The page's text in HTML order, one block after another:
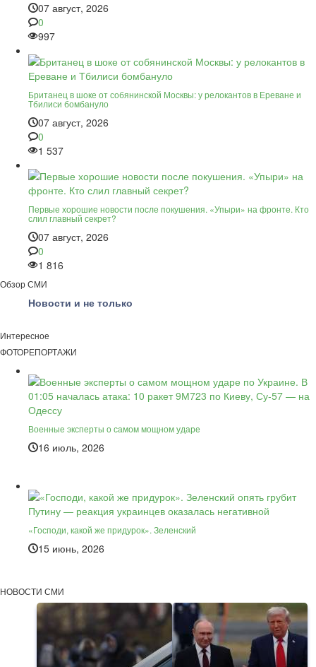
07 август, 2026
0
997
Британец в шоке от собянинской Москвы: у релокантов в Ереване и
Тбилиси бомбануло
07 август, 2026
0
1 537
Первые хорошие новости после покушения. «Упыри» на фронте. Кто
слил главный секрет?
07 август, 2026
0
1 816
Обзор СМИ
Новости и не только
Интересное
ФОТОРЕПОРТАЖИ
Военные эксперты о самом мощном ударе
16 июль, 2026
«Господи, какой же придурок». Зеленский
15 июнь, 2026
НОВОСТИ СМИ